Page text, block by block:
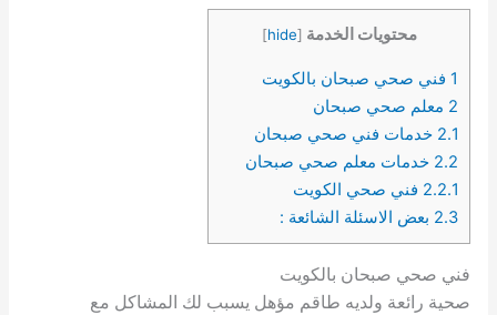
محتويات الخدمة [
hide
]
1فني صحي صبحان بالكويت
2 معلم صحي صبحان
2.1 خدمات فني صحي صبحان
2.2 خدمات معلم صحي صبحان
2.2.1 فني صحي الكويت
2.3 بعض الاسئلة الشائعة :
فني صحي صبحان بالكويت
صحية رائعة ولديه طاقم مؤهل يسبب لك المشاكل مع